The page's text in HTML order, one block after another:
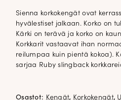
Sienna korkokengät ovat
hyvälestiset jalkaan. Korko on
Kärki on terävä ja korko on
Korkkarit vastaavat ihan
reilumpaa kuin pientä kokoa).
sarjaa Ruby slingback
Osastot: Kengät, Korkokengät,